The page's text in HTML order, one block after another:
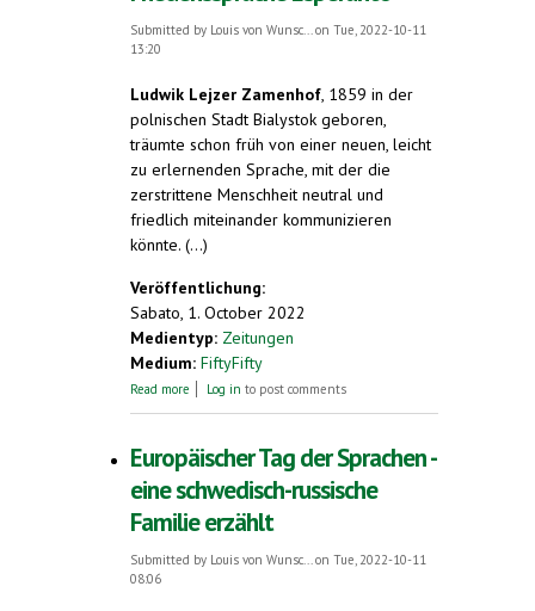
Submitted by Louis von Wunsc...on Tue, 2022-10-11
13:20
Ludwik Lejzer Zamenhof, 1859 in der
polnischen Stadt Bialystok geboren,
träumte schon früh von einer neuen, leicht
zu erlernenden Sprache, mit der die
zerstrittene Menschheit neutral und
friedlich miteinander kommunizieren
könnte. (...)
Veröffentlichung:
Sabato, 1. October 2022
Medientyp: Zeitungen
Medium: FiftyFifty
Read more about Friedenssprache Esperanto
Log in to post comments
Europäischer Tag der Sprachen -
eine schwedisch-russische
Familie erzählt
Submitted by Louis von Wunsc...on Tue, 2022-10-11
08:06